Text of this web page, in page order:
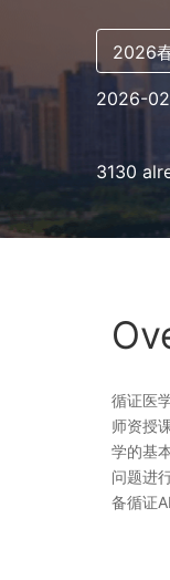
2026
2026-
3130
循证医
师资授
学的基
问题进
备循证